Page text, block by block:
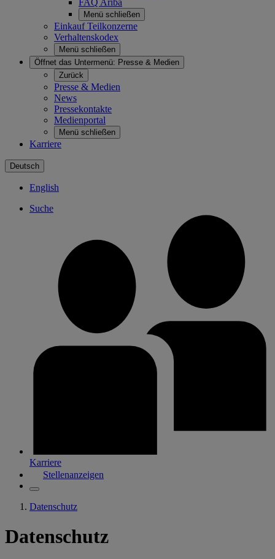
FAQ Ariba
Menü schließen
Einkauf Teilkonzerne
Verhaltenskodex
Menü schließen
Öffnet das Untermenü: Presse & Medien
Zurück
Presse & Medien
News
Pressekontakte
Medienportal
Menü schließen
Karriere
Deutsch
English
Suche
Karriere
Stellenanzeigen
Datenschutz
Datenschutz